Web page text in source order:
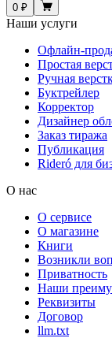
0 ₽
Наши услуги
Офлайн-
Простая
Ручная
Буктрейлер
Корректор
Дизайнер
Заказ тиража
Публикация
Rideró для
О нас
О сервисе
О магазине
Книги
Возникли
Приватность
Наши
Реквизиты
Договор
llm.txt